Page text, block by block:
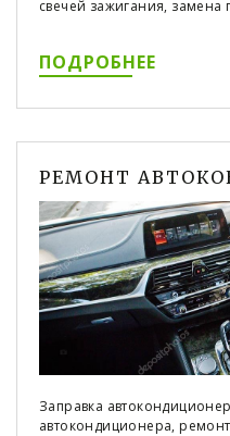
свечей зажигания,
ПОДРОБНЕЕ
РЕМОНТ
Заправка
автокондиционера,